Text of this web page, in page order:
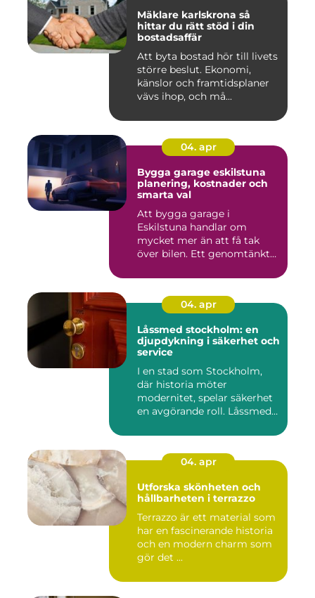
Mäklare karlskrona så
hittar du rätt stöd i din
bostadsaffär
Att byta bostad hör till livets
större beslut. Ekonomi,
känslor och framtidsplaner
vävs ihop, och må...
04. apr
Bygga garage eskilstuna
planering, kostnader och
smarta val
Att bygga garage i
Eskilstuna handlar om
mycket mer än att få tak
över bilen. Ett genomtänkt
04. apr
Låssmed stockholm: en
djupdykning i säkerhet och
service
I en stad som Stockholm,
där historia möter
modernitet, spelar säkerhet
en avgörande roll. Låssmed
04. apr
Utforska skönheten och
hållbarheten i terrazzo
Terrazzo är ett material som
har en fascinerande historia
och en modern charm som
gör det ...